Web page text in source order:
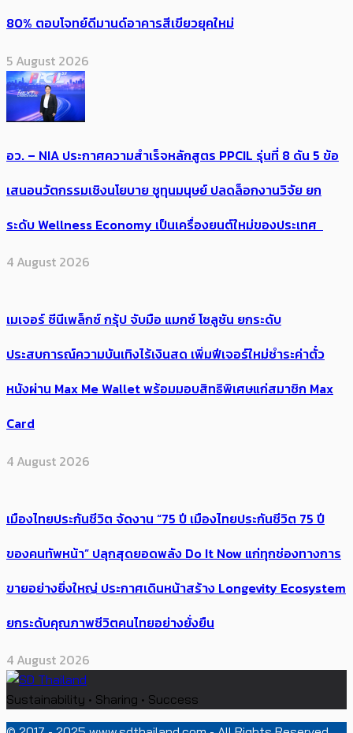
80% ตอบโจทย์ดีมานด์อาคารสีเขียวยุคใหม่
5 August 2026
อว. – NIA ประกาศความสำเร็จหลักสูตร PPCIL รุ่นที่ 8 ดัน 5 ข้อ
เสนอนวัตกรรมเชิงนโยบาย ชูทุนมนุษย์ ปลดล็อกงานวิจัย ยก
ระดับ Wellness Economy เป็นเครื่องยนต์ใหม่ของประเทศ
4 August 2026
เมเจอร์ ซีนีเพล็กซ์ กรุ้ป จับมือ แมกซ์ โซลูชัน ยกระดับ
ประสบการณ์ความบันเทิงไร้เงินสด เพิ่มฟีเจอร์ใหม่ชำระค่าตั๋ว
หนังผ่าน Max Me Wallet พร้อมมอบสิทธิพิเศษแก่สมาชิก Max
Card
4 August 2026
เมืองไทยประกันชีวิต จัดงาน “75 ปี เมืองไทยประกันชีวิต 75 ปี
ของคนทัพหน้า” ปลุกสุดยอดพลัง Do It Now แก่ทุกช่องทางการ
ขายอย่างยิ่งใหญ่ ประกาศเดินหน้าสร้าง Longevity Ecosystem
ยกระดับคุณภาพชีวิตคนไทยอย่างยั่งยืน
4 August 2026
Sustainability • Sharing • Success